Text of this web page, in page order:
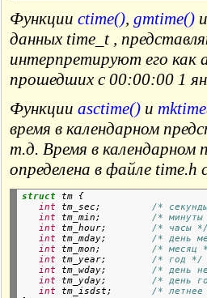
Функции ctime(), gmtime()
данных time_t ,
интерпретируют его как
прошедших с 00:00:00 1
Функции asctime() и
время в календарном
т.д. Время в календарном
определена в файле time.h
struct tm {
int
tm_sec; /*
int
tm_min; /*
int
tm_hour; /* часы
int
tm_mday; /* день
int
tm_mon; /* месяц
int
tm_year; /* год */
int
tm_wday; /* день
int
tm_yday; /* день
int
tm_isdst; /*